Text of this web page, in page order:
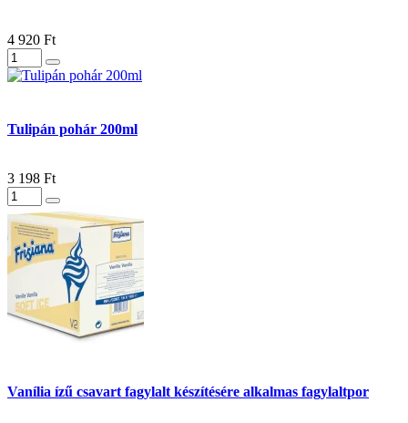
4 920 Ft
Tulipán pohár 200ml
3 198 Ft
Vanília ízű csavart fagylalt készítésére alkalmas fagylaltpor